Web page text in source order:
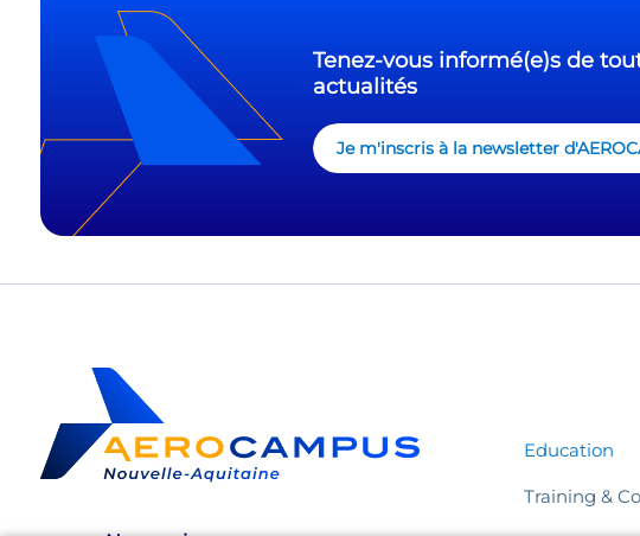
Tenez-vous informé(e)s de
actualités
Je m'inscris à la newsletter
Education
Training &